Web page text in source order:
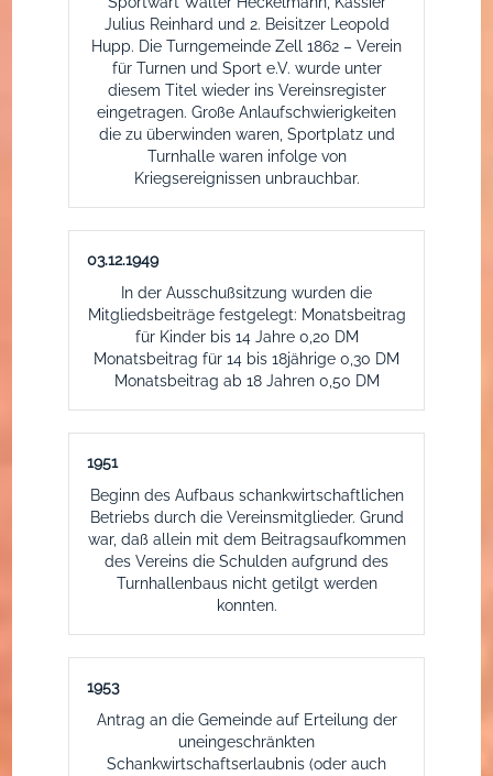
Julius Reinhard und 2. Beisitzer Leopold
Hupp. Die Turngemeinde Zell 1862 – Verein
für Turnen und Sport e.V. wurde unter
diesem Titel wieder ins Vereinsregister
eingetragen. Große Anlaufschwierigkeiten
die zu überwinden waren, Sportplatz und
Turnhalle waren infolge von
Kriegsereignissen unbrauchbar.
03.12.1949
In der Ausschußsitzung wurden die
Mitgliedsbeiträge festgelegt: Monatsbeitrag
für Kinder bis 14 Jahre 0,20 DM
Monatsbeitrag für 14 bis 18jährige 0,30 DM
Monatsbeitrag ab 18 Jahren 0,50 DM
1951
Beginn des Aufbaus schankwirtschaftlichen
Betriebs durch die Vereinsmitglieder. Grund
war, daß allein mit dem Beitragsaufkommen
des Vereins die Schulden aufgrund des
Turnhallenbaus nicht getilgt werden
konnten.
1953
Antrag an die Gemeinde auf Erteilung der
uneingeschränkten
Schankwirtschaftserlaubnis (oder auch